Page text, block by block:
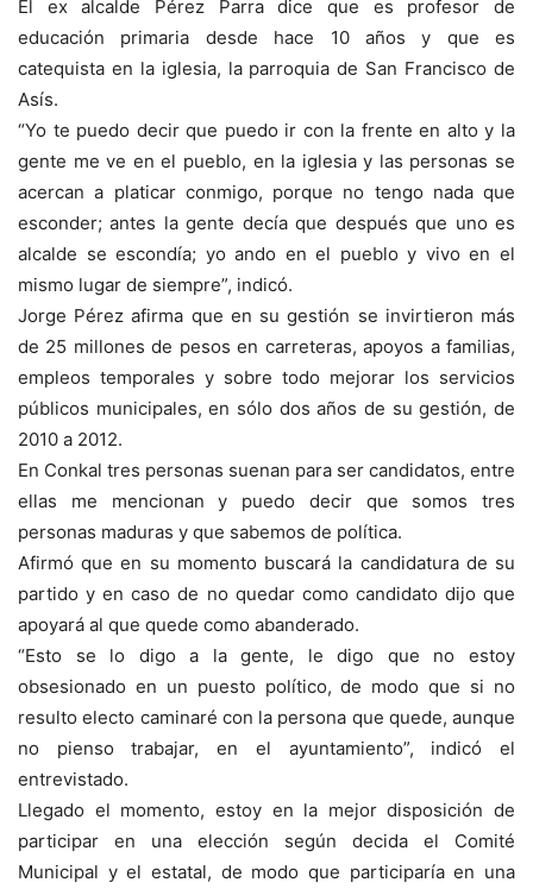
El ex alcalde Pérez Parra dice que es profesor de
educación primaria desde hace 10 años y que es
catequista en la iglesia, la parroquia de San Francisco de
Asís.
“Yo te puedo decir que puedo ir con la frente en alto y la
gente me ve en el pueblo, en la iglesia y las personas se
acercan a platicar conmigo, porque no tengo nada que
esconder; antes la gente decía que después que uno es
alcalde se escondía; yo ando en el pueblo y vivo en el
mismo lugar de siempre”, indicó.
Jorge Pérez afirma que en su gestión se invirtieron más
de 25 millones de pesos en carreteras, apoyos a familias,
empleos temporales y sobre todo mejorar los servicios
públicos municipales, en sólo dos años de su gestión, de
2010 a 2012.
En Conkal tres personas suenan para ser candidatos, entre
ellas me mencionan y puedo decir que somos tres
personas maduras y que sabemos de política.
Afirmó que en su momento buscará la candidatura de su
partido y en caso de no quedar como candidato dijo que
apoyará al que quede como abanderado.
“Esto se lo digo a la gente, le digo que no estoy
obsesionado en un puesto político, de modo que si no
resulto electo caminaré con la persona que quede, aunque
no pienso trabajar, en el ayuntamiento”, indicó el
entrevistado.
Llegado el momento, estoy en la mejor disposición de
participar en una elección según decida el Comité
Municipal y el estatal, de modo que participaría en una